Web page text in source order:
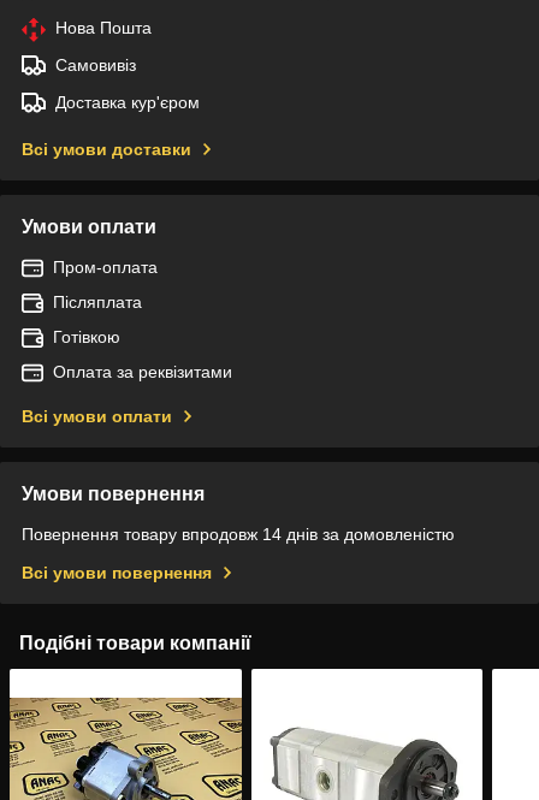
Нова Пошта
Самовивіз
Доставка кур'єром
Всі умови доставки
Умови оплати
Пром-оплата
Післяплата
Готівкою
Оплата за реквізитами
Всі умови оплати
Умови повернення
Повернення товару впродовж 14 днів за домовленістю
Всі умови повернення
Подібні товари компанії